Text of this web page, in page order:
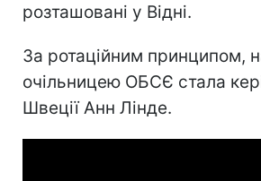
розташовані у Відні.
За ротаційним принципом,
очільницею ОБСЄ стала
Швеції Анн Лінде.